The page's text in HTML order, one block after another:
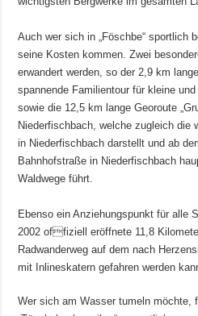
Auch wer sich in „Föschbe“ sportlich
seine Kosten kommen. Zwei
erwandert werden, so der 2,9 km
spannende Familientour für kleine
sowie die 12,5 km lange Georoute
Niederfischbach, welche zugleich die
in Niederfischbach darstellt und ab
Bahnhofstraße in Niederfischbach
Waldwege führt.
Ebenso ein Anziehungspunkt für alle
2002 offiziell eröffnete 11,8
Radwanderweg auf dem nach
mit Inlineskatern gefahren werden
Wer sich am Wasser tumeln möchte,